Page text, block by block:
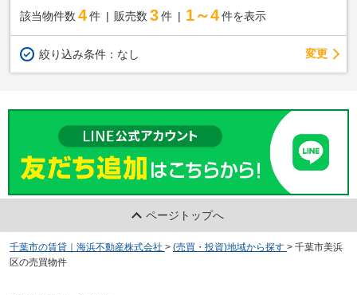
該当物件数 4件 販売数 3 件 1～4 件を表示
絞り込み条件： なし 変更
ページトップへ
千葉市の賃貸｜海浜不動産株式会社 > (売買・投資)地域から探す > 千葉市美浜
区の売買物件